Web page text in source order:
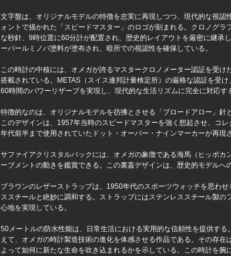
文字盤は、オリジナルモデルの特徴を忠実に再現しつつ、現代的な視
ォントで描かれた「スピードマスター」のロゴが刻まれる。クロノグ
な秒針、9時位置に60分計が配置され、歴史的レイアウトを厳密に継承
ーパールミノバ塗料が塗布され、暗所での視認性を確保している。
この時計の中核には、オメガが誇るマスタークロノメーター認証を受
搭載されている。METAS（スイス連邦計量検定所）の厳格な認証を受
60時間のパワーリザーブを実現し、現代的な生活リズムに完全に対応す
特徴的なのは、オリジナルモデルを彷彿とさせる「ブロードアロー」針
このデザインは、1957年当時のスピードマスターを強く想起させ、コ
年代前半まで使用されていたドット・オーバー・ナインマーカーが再現
サファイアクリスタルバックには、オメガの象徴である海馬（ヒッポ
ーブメントの動きを鑑賞できる。この裏蓋デザインは、歴史的モデルへ
ブラウンのレザーストラップは、1950年代のスポーツウォッチを思わ
ススチールと絶妙に調和する。ストラップにはステンレススチール製
心地を実現している。
50メートルの防水性能は、日常生活における実用的な信頼性を提供す
えて、オメガの時計製造技術の進化を体感させる作品である。その存
よって如何に新たな生命を吹き込まれるかを示している。この時計を